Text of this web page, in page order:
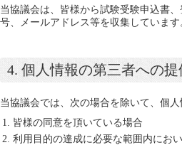
当協議会は、皆様から試験受験申込書
号、メールアドレス等を収集しています
4. 個人情報の第三者への提
当協議会では、次の場合を除いて、個
皆様の同意を頂いている場合
利用目的の達成に必要な範囲内にお